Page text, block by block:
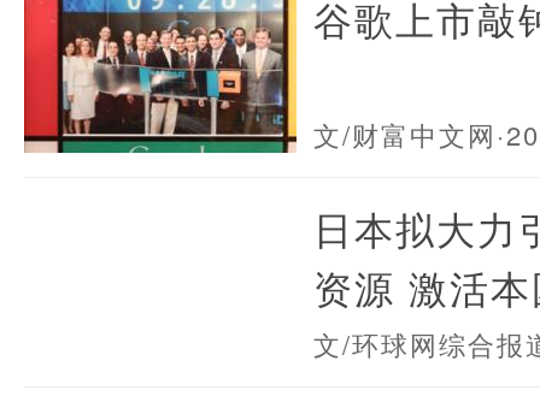
谷歌上市敲
文/财富中文网
日本拟大力
资源 激活
文/环球网综合报